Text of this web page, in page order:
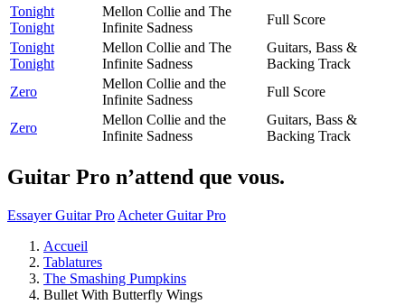
Tonight
Tonight
Mellon Collie and The
Infinite Sadness
Full Score
Tonight
Tonight
Mellon Collie and The
Infinite Sadness
Guitars, Bass &
Backing Track
Zero
Mellon Collie and the
Infinite Sadness
Full Score
Zero
Mellon Collie and the
Infinite Sadness
Guitars, Bass &
Backing Track
Guitar Pro n’attend que vous.
Essayer Guitar Pro Acheter Guitar Pro
Accueil
Tablatures
The Smashing Pumpkins
Bullet With Butterfly Wings